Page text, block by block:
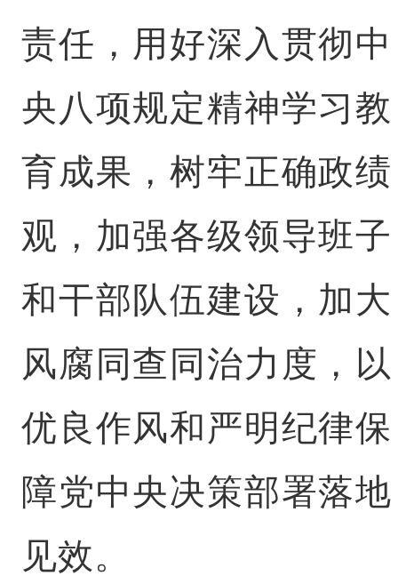
责任，用好深入贯彻中
央八项规定精神学习教
育成果，树牢正确政绩
观，加强各级领导班子
和干部队伍建设，加大
风腐同查同治力度，以
优良作风和严明纪律保
障党中央决策部署落地
见效。